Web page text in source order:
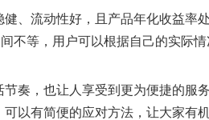
、流动性好，且产品年化收益率
不等，用户可以根据自己的实际
奏，也让人享受到更为便捷的服
以有简便的应对方法，让大家有